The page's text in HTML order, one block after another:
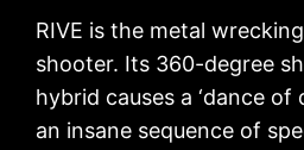
RIVE is the metal
shooter. Its 360-degree
hybrid causes a ‘dance of
an insane sequence of